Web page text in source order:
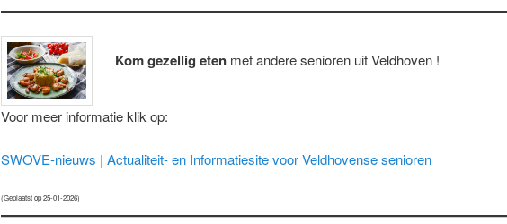
Kom gezellig eten met andere senioren uit Veldhoven !
Voor meer informatie klik op:
SWOVE-nieuws | Actualiteit- en Informatiesite voor Veldhovense senioren
(Geplaatst op 25-01-2026)